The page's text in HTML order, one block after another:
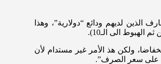
لديهم ودائع “دولارية”، وهذا
ولكن هذ الأمر غير مستدام لأن
على سعر الصرف”.